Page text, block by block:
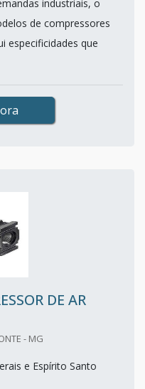
industriais, o
de compressores
especificidades que
DE AR
- MG
e Espírito Santo